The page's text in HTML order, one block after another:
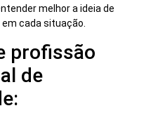
melhor a ideia de
cada situação.
profissão
de